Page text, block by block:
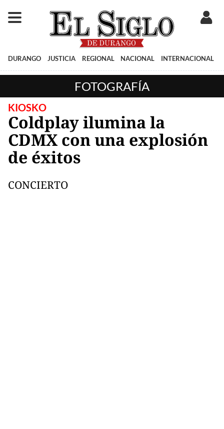
DURANGO JUSTICIA REGIONAL NACIONAL INTERNACIONAL
FOTOGRAFÍA
KIOSKO
Coldplay ilumina la
CDMX con una explosión
de éxitos
CONCIERTO